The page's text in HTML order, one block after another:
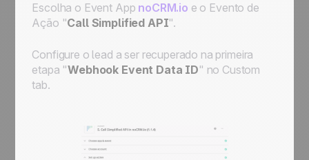
Escolha o Event App noCRM.io e o Evento de
Ação "Call Simplified API".
Configure o lead a ser recuperado na primeira
etapa "Webhook Event Data ID" no Custom
tab.